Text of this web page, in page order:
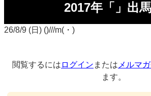
2017年「」出
26/8/9 (日) ()///m(・)
閲覧するには ログイン または メルマ
ます。